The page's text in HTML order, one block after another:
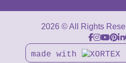
2026 © All Rights
made with